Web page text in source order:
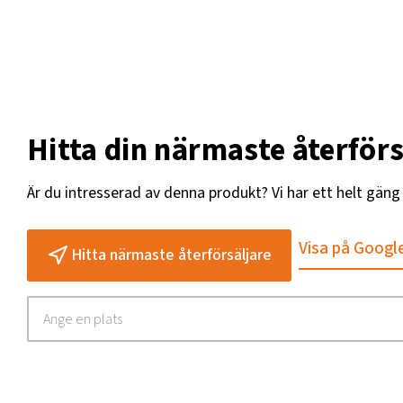
Hitta din närmaste
Är du intresserad av denna produkt? Vi har ett helt
Hitta närmaste återförsäljare Visa på